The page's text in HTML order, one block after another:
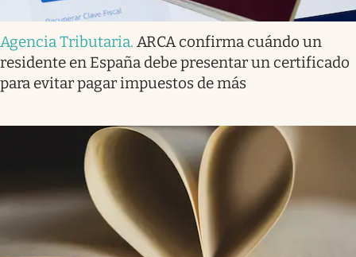
Agencia Tributaria. ARCA confirma cuándo un
residente en España debe presentar un certificado
para evitar pagar impuestos de más